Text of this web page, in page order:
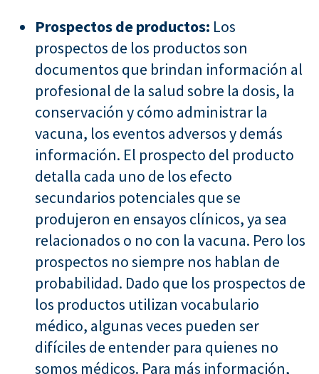
Prospectos de productos: Los
prospectos de los productos son
documentos que brindan información al
profesional de la salud sobre la dosis, la
conservación y cómo administrar la
vacuna, los eventos adversos y demás
información. El prospecto del producto
detalla cada uno de los efecto
secundarios potenciales que se
produjeron en ensayos clínicos, ya sea
relacionados o no con la vacuna. Pero los
prospectos no siempre nos hablan de
probabilidad. Dado que los prospectos de
los productos utilizan vocabulario
médico, algunas veces pueden ser
difíciles de entender para quienes no
somos médicos. Para más información,